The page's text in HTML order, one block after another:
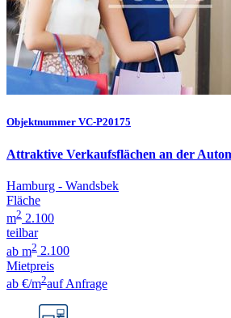
Objektnummer VC-P20175
Attraktive Verkaufsflächen an der
Hamburg - Wandsbek
Fläche
m2 2.100
teilbar
ab m2 2.100
Mietpreis
ab €/m2auf Anfrage